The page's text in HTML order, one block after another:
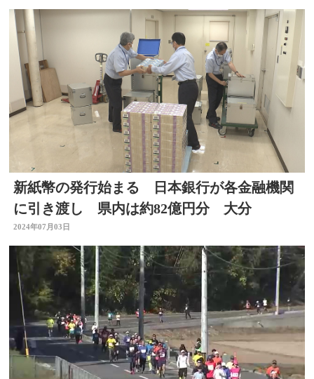
新紙幣の発行始まる 日本銀行が各金融機関
に引き渡し 県内は約82億円分 大分
2024年07月03日